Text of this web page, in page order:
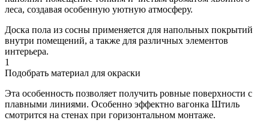
леса, создавая особенную уютную атмосферу.
Доска пола из сосны применяется для напольных покрытий
внутри помещений, а также для различных элементов
интерьера.
1
Подобрать материал для окраски
Эта особенность позволяет получить ровные поверхности с
плавными линиями. Особенно эффектно вагонка Штиль
смотрится на стенах при горизонтальном монтаже.